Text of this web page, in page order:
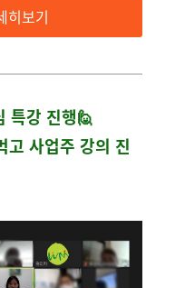
히보기
특강 진행🙋
고 사업주 강의 진